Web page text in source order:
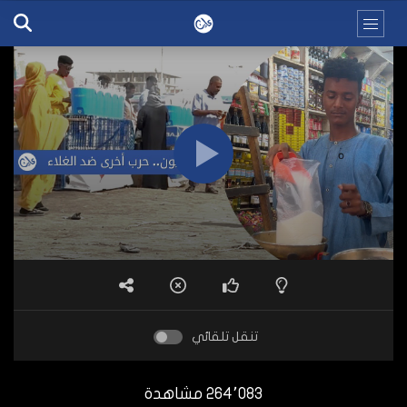
تنقل تلقائي
264٬083 مشاهدة